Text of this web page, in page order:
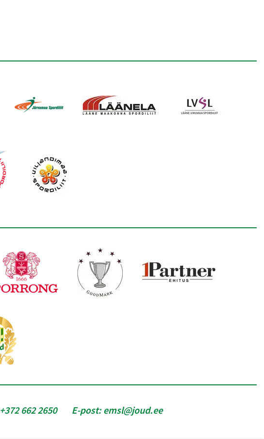
+372 662 2650 E-post:emsl@joud.ee